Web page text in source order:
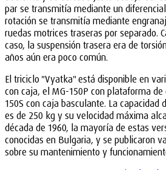
par se transmitía mediante un
rotación se transmitía mediante
ruedas motrices traseras por separado.
caso, la suspensión trasera era de
años aún era poco común.
El triciclo "Vyatka" está disponible en
con caja, el MG-150P con plataforma
150S con caja basculante. La capacidad
es de 250 kg y su velocidad máxima
década de 1960, la mayoría de estas
conocidas en Bulgaria, y se publicaron
sobre su mantenimiento y